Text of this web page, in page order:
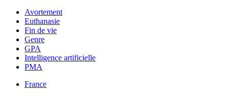
Avortement
Euthanasie
Fin de vie
Genre
GPA
Intelligence artificielle
PMA
France